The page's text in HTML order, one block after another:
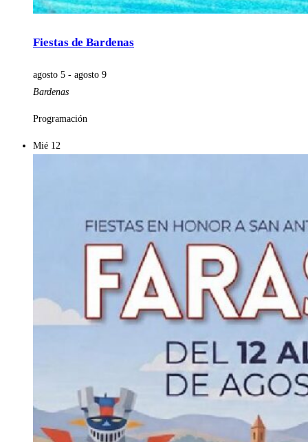
Fiestas de Bardenas
agosto 5 - agosto 9
Bardenas
Programación
Mié 12